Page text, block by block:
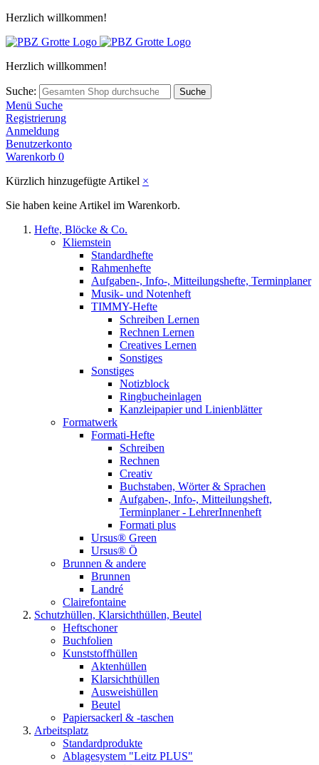
Herzlich willkommen!
Herzlich willkommen!
Suche: Suche
Menü Suche
Registrierung
Anmeldung
Benutzerkonto
Warenkorb 0
Kürzlich hinzugefügte Artikel ×
Sie haben keine Artikel im Warenkorb.
Hefte, Blöcke & Co.
Kliemstein
Standardhefte
Rahmenhefte
Aufgaben-, Info-, Mitteilungshefte, Terminplaner
Musik- und Notenheft
TIMMY-Hefte
Schreiben Lernen
Rechnen Lernen
Creatives Lernen
Sonstiges
Sonstiges
Notizblock
Ringbucheinlagen
Kanzleipapier und Linienblätter
Formatwerk
Formati-Hefte
Schreiben
Rechnen
Creativ
Buchstaben, Wörter & Sprachen
Aufgaben-, Info-, Mitteilungsheft,
Terminplaner - LehrerInnenheft
Formati plus
Ursus® Green
Ursus® Ö
Brunnen & andere
Brunnen
Landré
Clairefontaine
Schutzhüllen, Klarsichthüllen, Beutel
Heftschoner
Buchfolien
Kunststoffhüllen
Aktenhüllen
Klarsichthüllen
Ausweishüllen
Beutel
Papiersackerl & -taschen
Arbeitsplatz
Standardprodukte
Ablagesystem "Leitz PLUS"